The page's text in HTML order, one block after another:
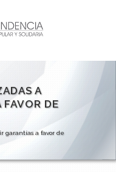
A
FAVOR DE
garantías a favor de